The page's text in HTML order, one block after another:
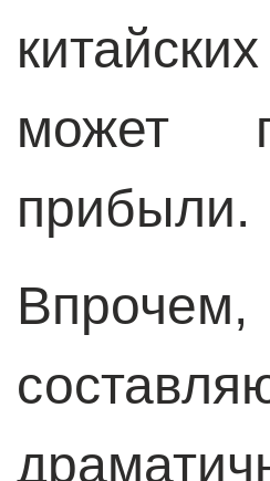
может
прибыли.